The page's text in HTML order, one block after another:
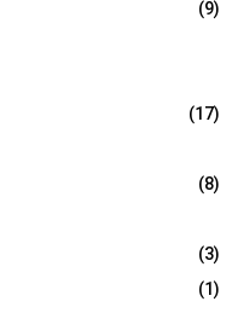
(9)
(17)
(8)
(3)
(1)